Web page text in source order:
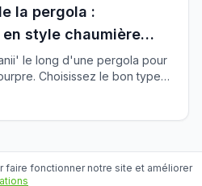
la pergola :
style chaumière
le long d'une pergola pour
Choisissez le bon type
nous percevons une commission sur
faire fonctionner notre site et améliorer